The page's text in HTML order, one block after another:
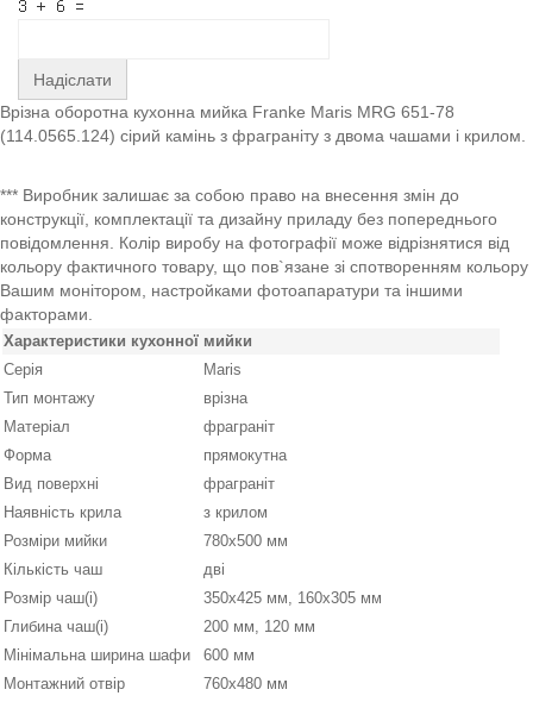
Надіслати
Врізна оборотна кухонна мийка Franke Maris MRG 651-78
(114.0565.124) сірий камінь з фраграніту з двома чашами і крилом.
*** Виробник залишає за собою право на внесення змін до
конструкції, комплектації та дизайну приладу без попереднього
повідомлення. Колір виробу на фотографії може відрізнятися від
кольору фактичного товару, що пов`язане зі спотворенням кольору
Вашим монітором, настройками фотоапаратури та іншими
факторами.
Характеристики кухонної мийки
Серія
Maris
Тип монтажу
врізна
Матеріал
фраграніт
Форма
прямокутна
Вид поверхні
фраграніт
Наявність крила
з крилом
Розміри мийки
780х500 мм
Кількість чаш
дві
Розмір чаш(і)
350x425 мм, 160x305 мм
Глибина чаш(і)
200 мм, 120 мм
Мінімальна ширина шафи
600 мм
Монтажний отвір
760x480 мм